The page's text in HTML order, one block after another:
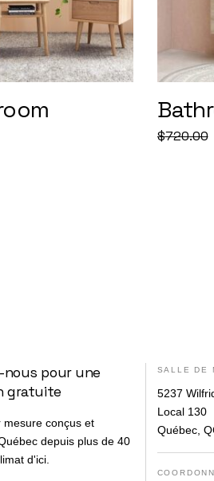
$720.00
pour une
gratuite
mesure conçus et
depuis plus de 40
d'ici.
SALLE DE
5237
Local 130
Québec,